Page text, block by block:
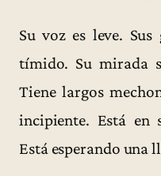
Su voz es leve. Sus
tímido. Su mirada
Tiene largos
incipiente. Está en
Está esperando una